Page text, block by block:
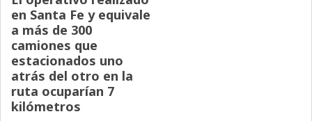
en Santa Fe y equivale
a más de 300
camiones que
estacionados uno
atrás del otro en la
ruta ocuparían 7
kilómetros